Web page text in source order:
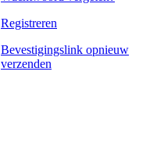
Registreren
Bevestigingslink opnieuw
verzenden